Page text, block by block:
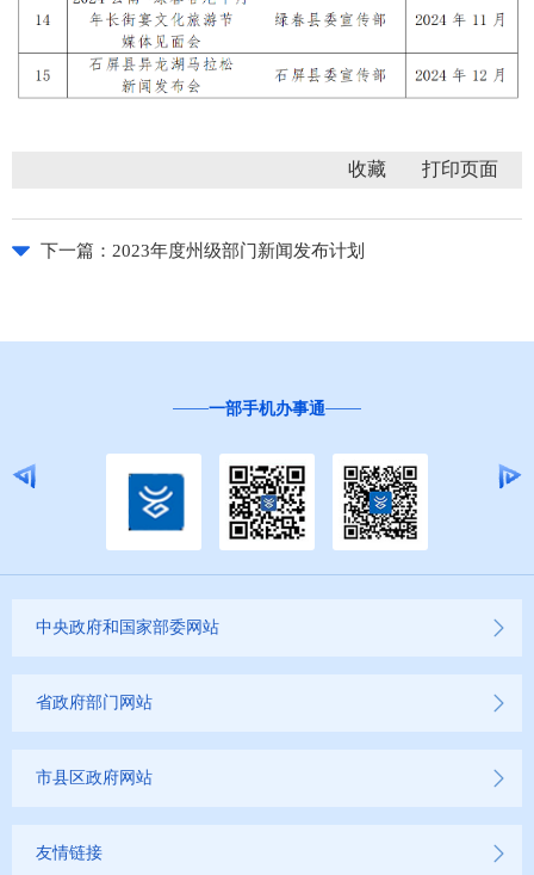
收藏
下一篇： 2023年度州级部门新闻发布计划
一部手机办事通
中央政府和国家部委网站
省政府部门网站
市县区政府网站
友情链接